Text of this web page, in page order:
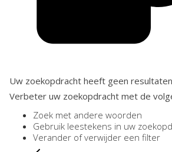
Uw zoekopdracht heeft geen
Verbeter uw zoekopdracht met de
Zoek met andere woorden
Gebruik leestekens in uw
Verander of verwijder een filter